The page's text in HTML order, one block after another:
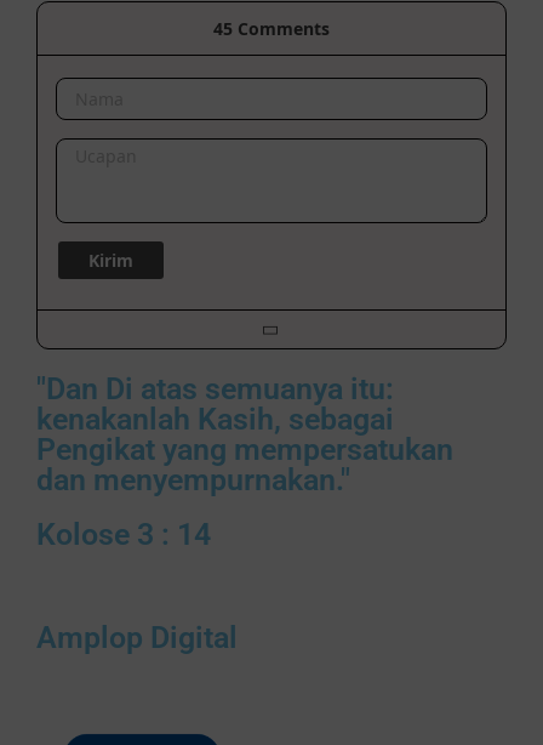
45 Comments
"Dan Di atas semuanya itu:
kenakanlah Kasih, sebagai
Pengikat yang mempersatukan
dan menyempurnakan."
Kolose 3 : 14
Amplop Digital